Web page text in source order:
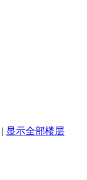
| 显示全部楼层